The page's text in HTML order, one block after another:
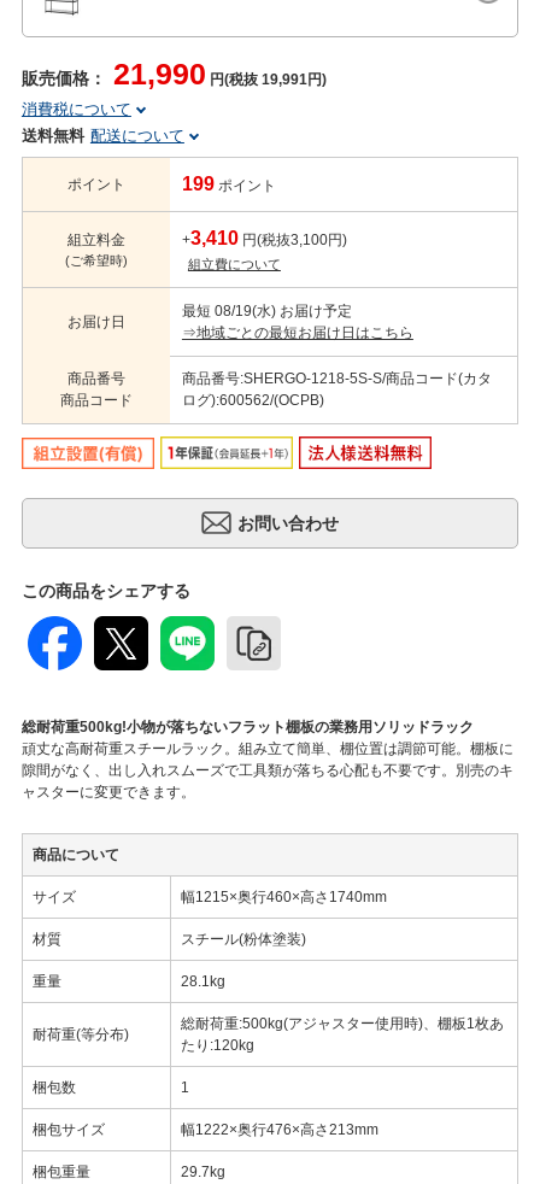
販売価格： 21,990 円(税抜 19,991円)
消費税について
送料無料 配送について
ポイント 199 ポイント
組立料金
(ご希望時)
+3,410 円(税抜3,100円)
組立費について
お届け日
最短 08/19(水) お届け予定
⇒地域ごとの最短お届け日はこちら
商品番号
商品コード
商品番号:SHERGO-1218-5S-S/商品コード(カタ
ログ):600562/(OCPB)
この商品をシェアする
総耐荷重500kg!小物が落ちないフラット棚板の業務用ソリッドラック
頑丈な高耐荷重スチールラック。組み立て簡単、棚位置は調節可能。棚板に
隙間がなく、出し入れスムーズで工具類が落ちる心配も不要です。別売のキ
ャスターに変更できます。
商品について
サイズ 幅1215×奥行460×高さ1740mm
材質 スチール(粉体塗装)
重量 28.1kg
耐荷重(等分布)
総耐荷重:500kg(アジャスター使用時)、棚板1枚あ
たり:120kg
梱包数 1
梱包サイズ 幅1222×奥行476×高さ213mm
梱包重量 29.7kg